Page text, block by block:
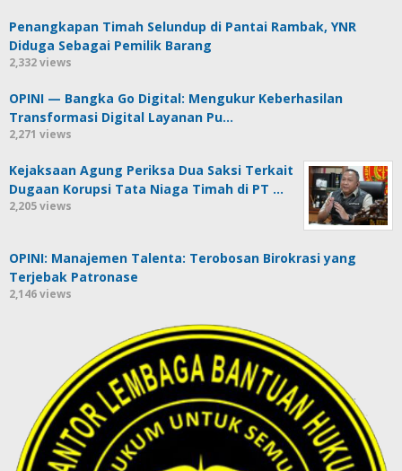
Penangkapan Timah Selundup di Pantai Rambak, YNR
Diduga Sebagai Pemilik Barang
2,332 views
OPINI — Bangka Go Digital: Mengukur Keberhasilan
Transformasi Digital Layanan Pu…
2,271 views
Kejaksaan Agung Periksa Dua Saksi Terkait
Dugaan Korupsi Tata Niaga Timah di PT …
2,205 views
OPINI: Manajemen Talenta: Terobosan Birokrasi yang
Terjebak Patronase
2,146 views